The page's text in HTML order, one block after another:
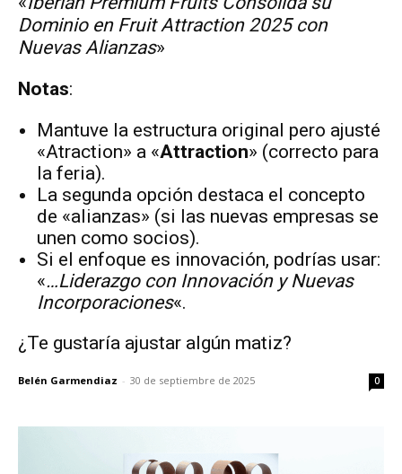
Dominio en Fruit Attraction 2025 con
Nuevas Alianzas»
Notas:
Mantuve la estructura original pero ajusté
«Atraction» a «Attraction» (correcto para
la feria).
La segunda opción destaca el concepto
de «alianzas» (si las nuevas empresas se
unen como socios).
Si el enfoque es innovación, podrías usar:
«…Liderazgo con Innovación y Nuevas
Incorporaciones«.
¿Te gustaría ajustar algún matiz?
Belén Garmendiaz - 30 de septiembre de 2025 0